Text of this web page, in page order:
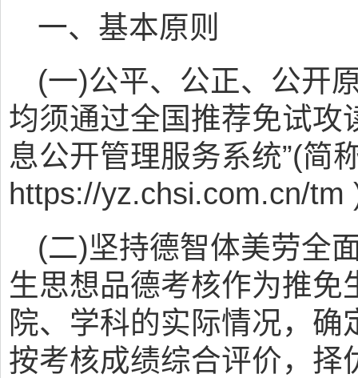
一、基本原则
(一)公平、公正、公开
均须通过全国推荐免试攻
息公开管理服务系统”(简
https://yz.chsi.com.cn/tm
(二)坚持德智体美劳全
生思想品德考核作为推免
院、学科的实际情况，
按考核成绩综合评价，择